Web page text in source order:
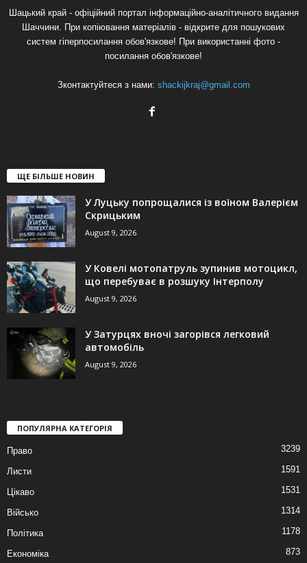
Шацький край - офіційний портал інформаційно-аналітичного видання
Шаччини. При копіювання матеріалів - відкрите для пошукових
систем гіперпосилання обов'язкове! При використанні фото -
посилання обов'язкове!
Зконтактуйтеся з нами: shackijkraj@gmail.com
ЩЕ БІЛЬШЕ НОВИН
У Луцьку попрощалися із воїном Валерієм
Скрицьким
August 9, 2026
У Ковелі мотопатруль зупинив мотоцикл,
що перебуває в розшуку Інтерполу
August 9, 2026
У Затурцях вночі загорівся легковий
автомобіль
August 9, 2026
ПОПУЛЯРНА КАТЕГОРІЯ
Право 3239
Листи 1591
Цікаво 1531
Військо 1314
Політика 1178
Економіка 873